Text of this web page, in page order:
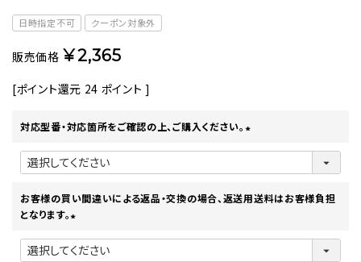
日時指定不可 クーポン対象外
販売価格 ¥2,365
[ポイント還元 24 ポイント ]
対応型番・対応箇所をご確認の上、ご購入ください。
(
)
お客様の買い間違いによる返品・交換の場合、返送用送料はお客様負担
となります。
(
必